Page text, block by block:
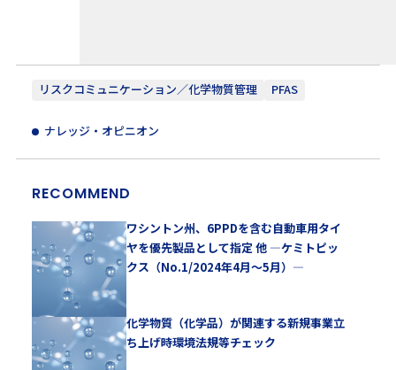
リスクコミュニケーション／化学物質管理 PFAS
ナレッジ・オピニオン
RECOMMEND
ワシントン州、6PPDを含む自動車用タイ
ヤを優先製品として指定 他 ―ケミトピッ
クス（No.1/2024年4月～5月）―
化学物質（化学品）が関連する新規事業立
ち上げ時環境法規等チェック